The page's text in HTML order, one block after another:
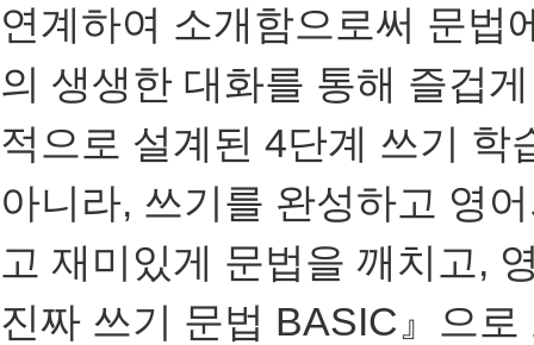
연계하여 소개함으로써 문법
의 생생한 대화를 통해 즐겁
적으로 설계된 4단계 쓰기 학
아니라, 쓰기를 완성하고 영
고 재미있게 문법을 깨치고 ,
진짜 쓰기 문법 BASIC 』으